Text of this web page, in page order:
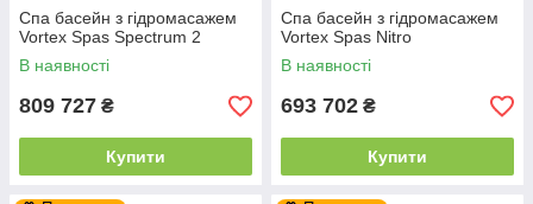
Спа басейн з гідромасажем
Vortex Spas Spectrum 2
В наявності
809 727 ₴
Купити
Спа басейн з гідромасажем
Vortex Spas Nitro
В наявності
693 702 ₴
Купити